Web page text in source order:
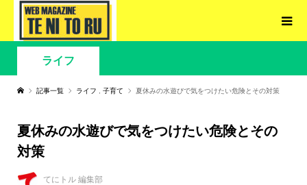
ライフ
記事一覧 ライフ 子育て 夏休みの水遊びで気をつけたい危険とその対策
夏休みの水遊びで気をつけたい危険とその
対策
てにトル 編集部